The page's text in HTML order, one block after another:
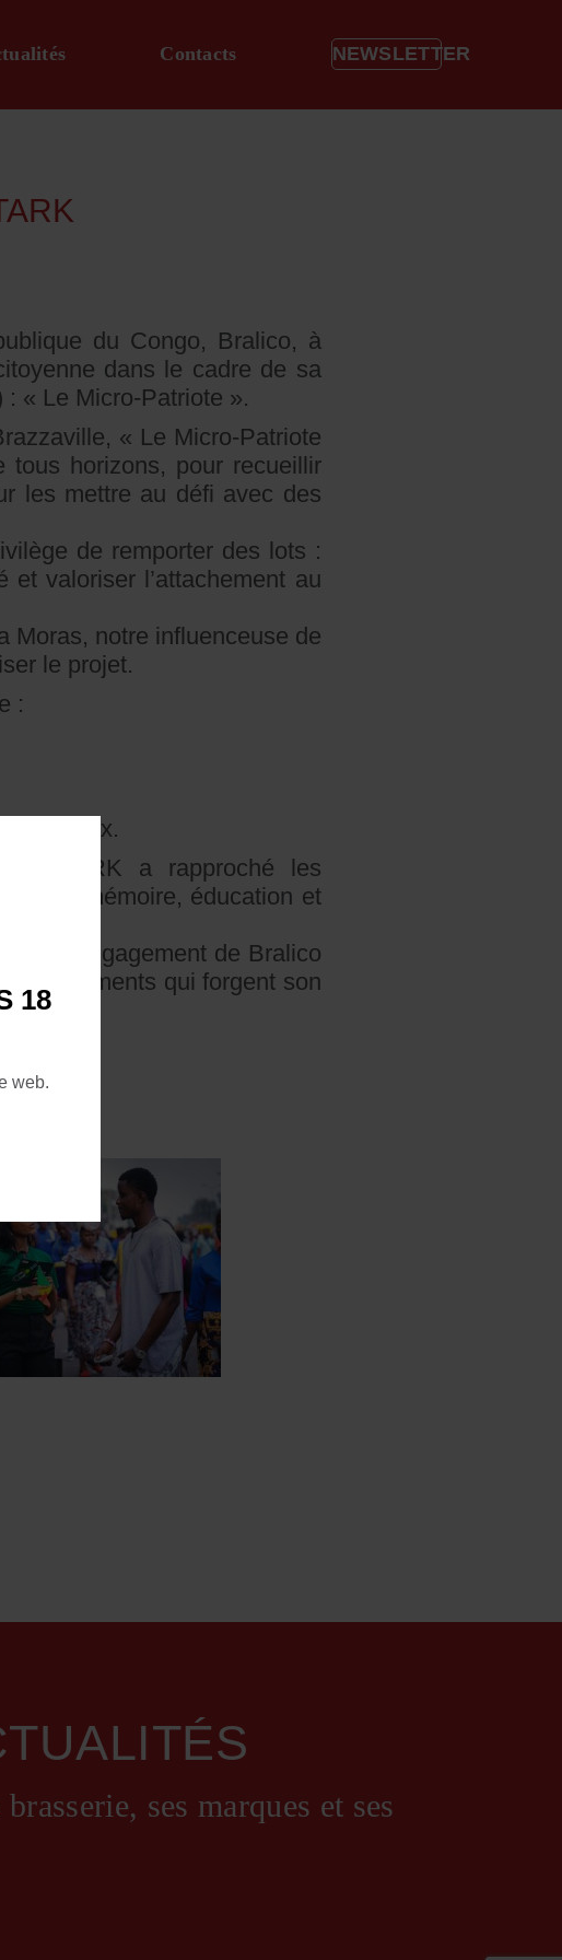
18
web.
Contacts NEWSLETTER
du Congo, Bralico, à
dans le cadre de sa
« Le Micro-Patriote ».
« Le Micro-Patriote
horizons, pour recueillir
les mettre au défi avec des
de remporter des lots :
valoriser l’attachement au
Moras, notre influenceuse de
le projet.
:
sociaux.
STARK a rapproché les
entre mémoire, éducation et
l’engagement de Bralico
les moments qui forgent son
ses marques et ses